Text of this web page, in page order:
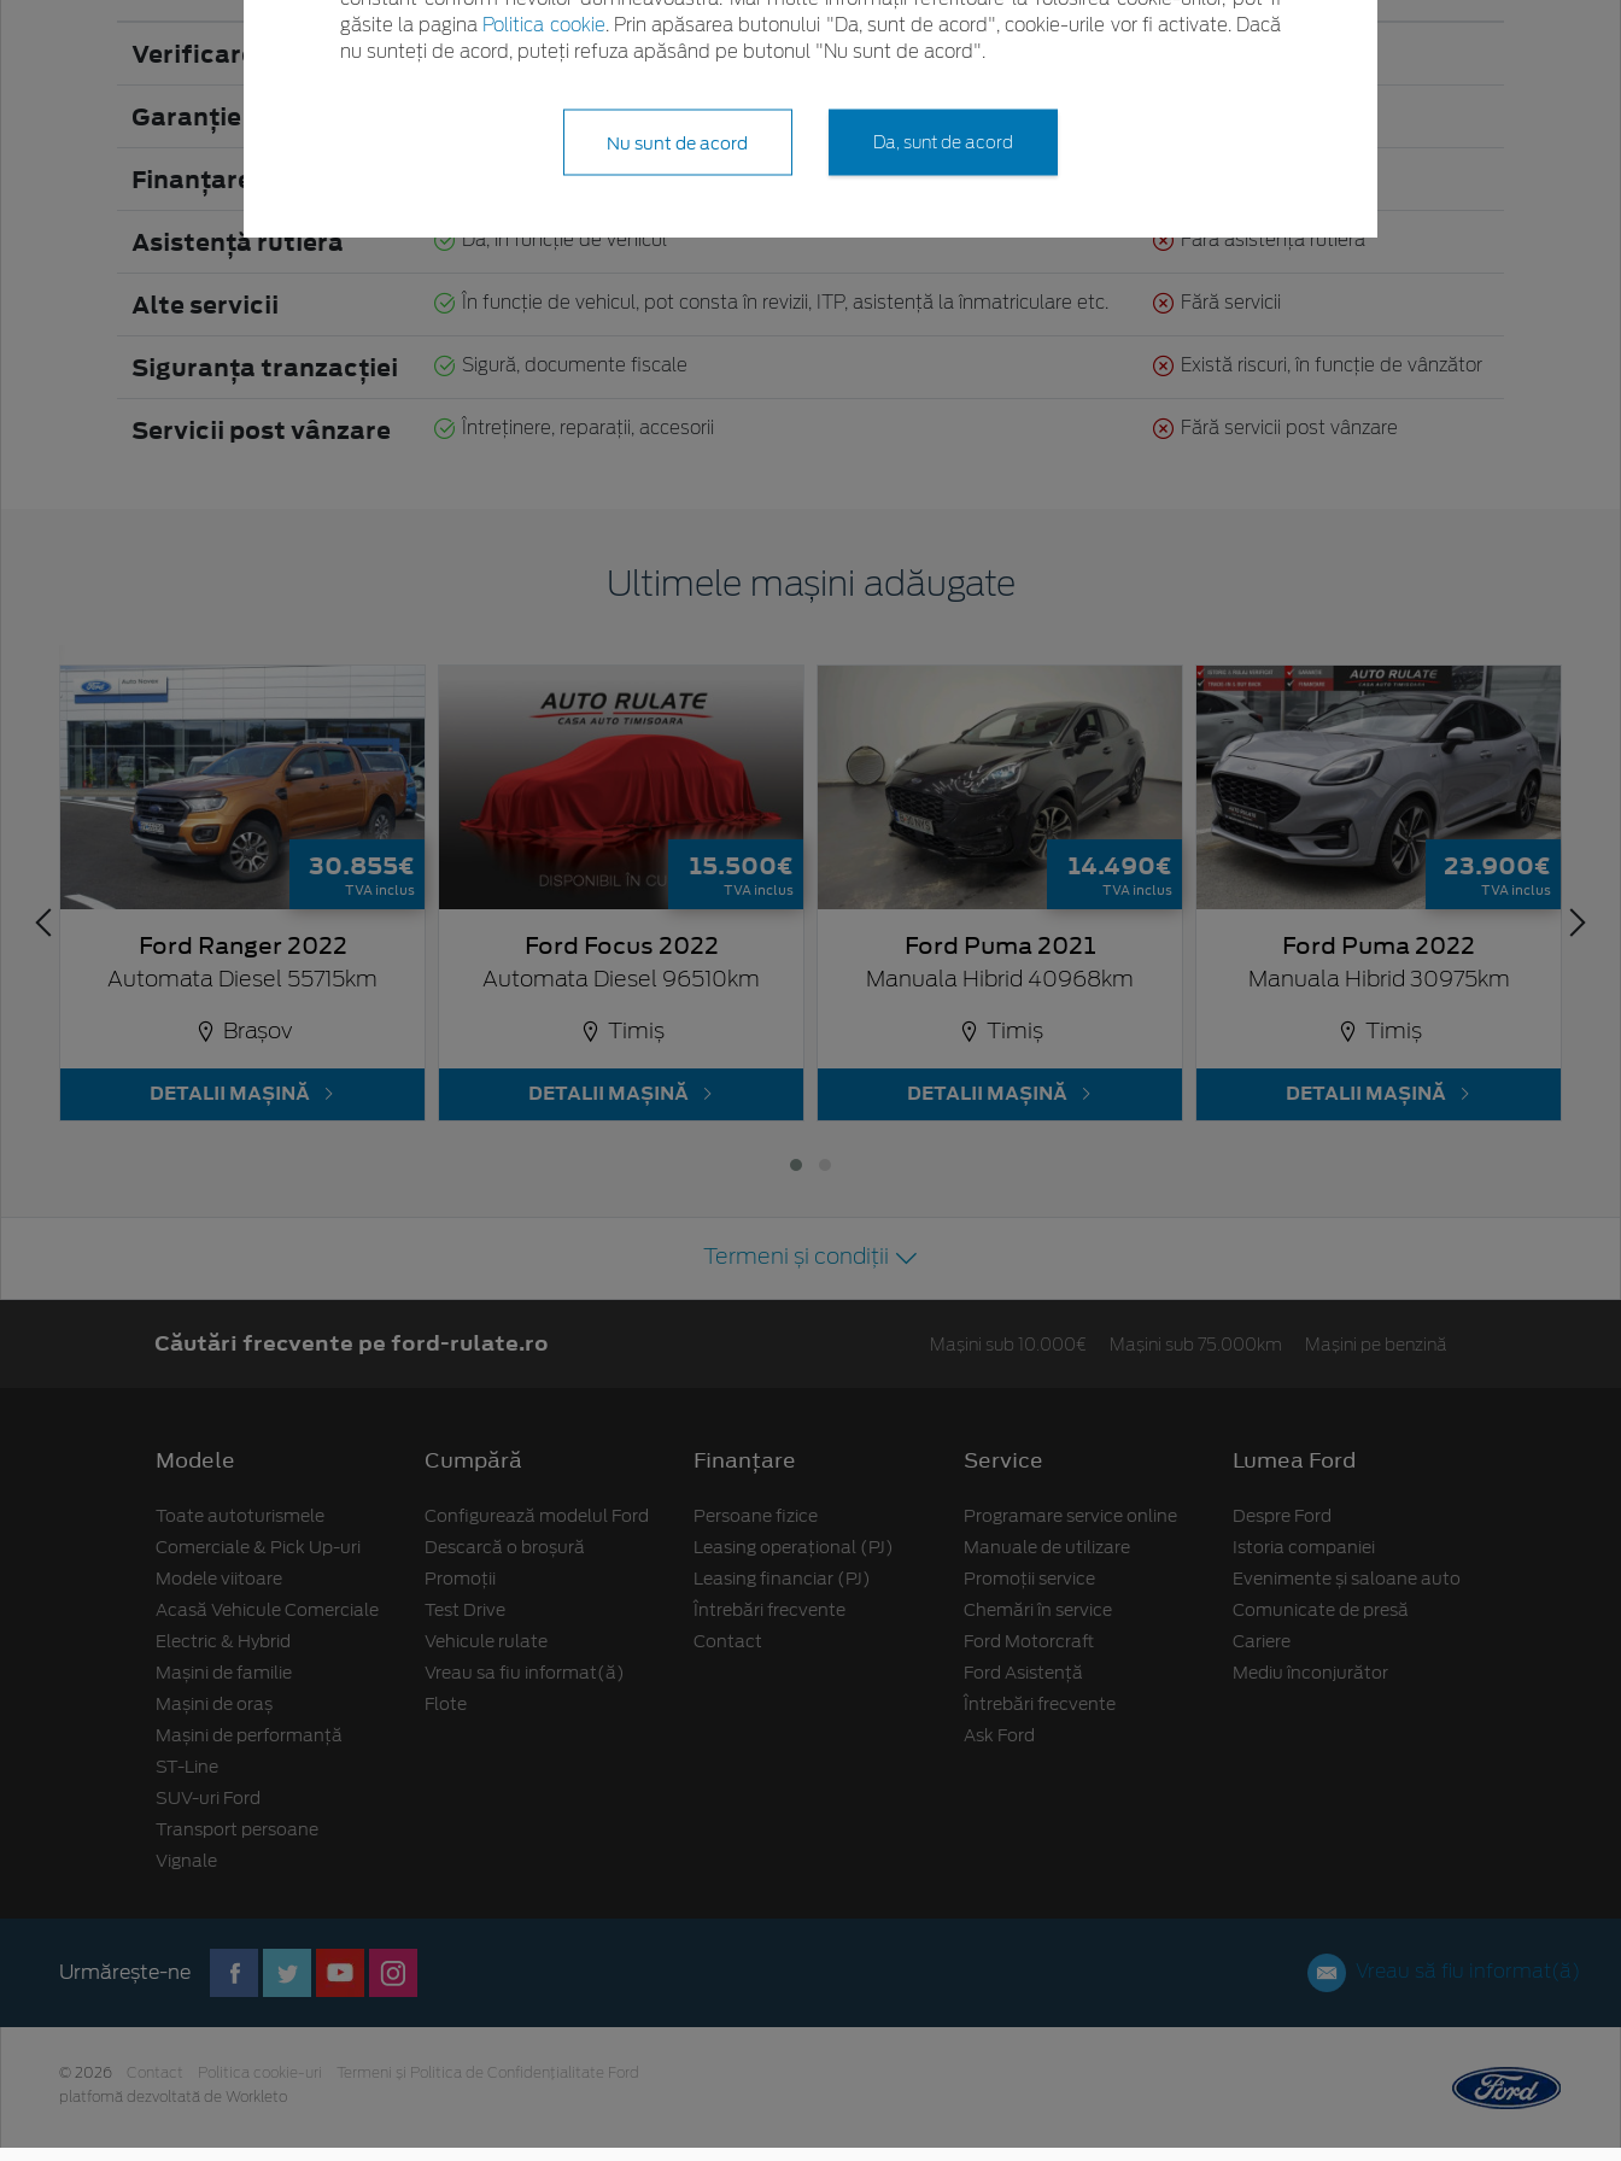
Verificare
Autovehicule verificate tehnic
Garanţie Garanţia legală sau un produs specific
Finanţare Instrumente de finanţare diverse
Asistenţă rutieră Da, în funcţie de vehicul Fără asistenţă rutieră
Alte servicii În funcţie de vehicul, pot consta în revizii, ITP, asistenţă la înmatriculare etc. Fără servicii
Siguranţa tranzacţiei Sigură, documente fiscale Există riscuri, în funcţie de vânzător
Servicii post vânzare Întreţinere, reparaţii, accesorii Fără servicii post vânzare
Ultimele mașini adăugate
30.855€
TVA inclus
Ford Ranger 2022
Automata Diesel 55715km
Brașov
DETALII MAȘINĂ
15.500€
TVA inclus
Ford Focus 2022
Automata Diesel 96510km
Timiș
DETALII MAȘINĂ
14.490€
TVA inclus
Ford Puma 2021
Manuala Hibrid 40968km
Timiș
DETALII MAȘINĂ
23.900€
TVA inclus
Ford Puma 2022
Manuala Hibrid 30975km
Timiș
DETALII MAȘINĂ
Termeni și condiții
Căutări frecvente pe ford-rulate.ro Mașini sub 10.000€ Mașini sub 75.000km Mașini pe benzină
Modele
Toate autoturismele
Comerciale & Pick Up-uri
Modele viitoare
Acasă Vehicule Comerciale
Electric & Hybrid
Mașini de familie
Mașini de oraș
Mașini de performanță
ST-Line
SUV-uri Ford
Transport persoane
Vignale
Cumpără
Configurează modelul Ford
Descarcă o broșură
Promoții
Test Drive
Vehicule rulate
Vreau sa fiu informat(ă)
Flote
Finanțare
Persoane fizice
Leasing operațional (PJ)
Leasing financiar (PJ)
Întrebări frecvente
Contact
Service
Programare service online
Manuale de utilizare
Promoții service
Chemări în service
Ford Motorcraft
Ford Asistență
Întrebări frecvente
Ask Ford
Lumea Ford
Despre Ford
Istoria companiei
Evenimente și saloane auto
Comunicate de presă
Cariere
Mediu înconjurător
Urmărește-ne Vreau să fiu informat(ă)
© 2026 Contact Politica cookie-uri
Termeni și Politica de Confidențialitate Ford
platfomă dezvoltată de Workleto
găsite la pagina Politica cookie. Prin apăsarea butonului "Da, sunt de acord", cookie-urile vor fi activate. Dacă
nu sunteți de acord, puteți refuza apăsând pe butonul "Nu sunt de acord".
Nu sunt de acord Da, sunt de acord